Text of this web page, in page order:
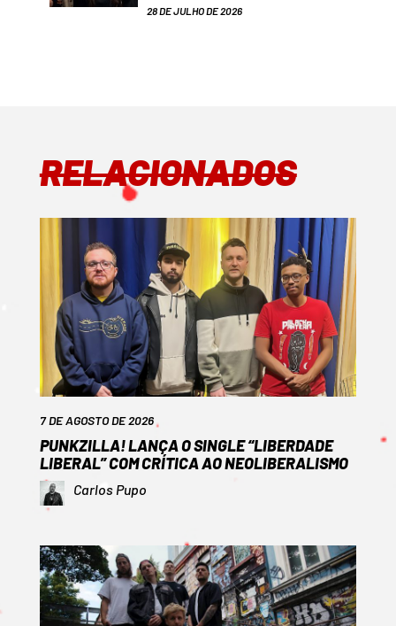
28 DE JULHO DE 2026
RELACIONADOS
7 DE AGOSTO DE 2026
PUNKZILLA! LANÇA O SINGLE “LIBERDADE
LIBERAL” COM CRÍTICA AO NEOLIBERALISMO
Carlos Pupo